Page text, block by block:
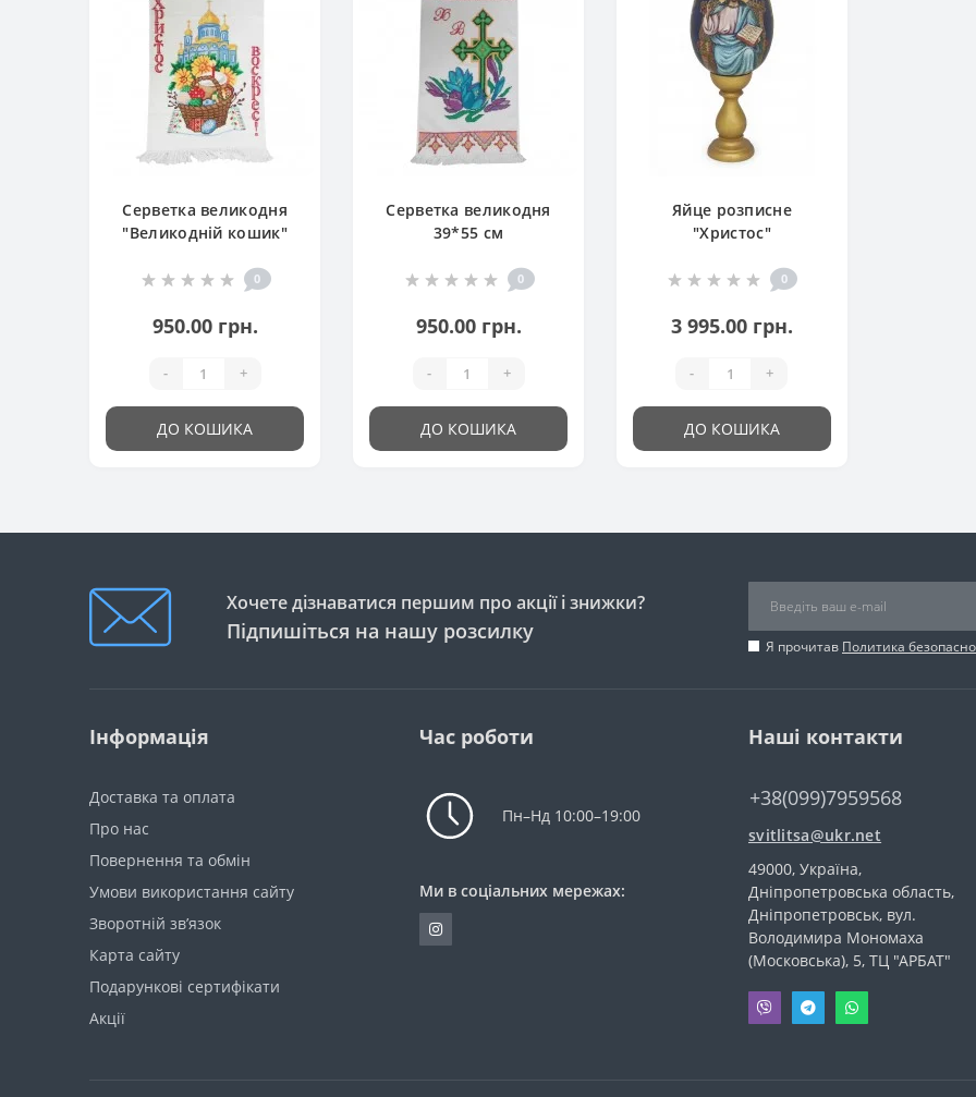
Серветка великодня
"Великодній кошик"
0
950.00 грн.
- +
ДО КОШИКА
Серветка великодня
39*55 см
0
950.00 грн.
- +
ДО КОШИКА
Яйце розписне
"Христос"
0
3 995.00 грн.
- +
ДО КОШИКА
Хочете дізнаватися першим про акції і знижки?
Підпишіться на нашу розсилку
Я прочитав Политика
Інформація
Доставка та оплата
Про нас
Повернення та обмін
Умови використання сайту
Зворотній зв’язок
Карта сайту
Подарункові сертифікати
Акції
Час роботи
Пн–Нд 10:00–19:00
Ми в соціальних мережах:
Наші контакти
+38(099)7959568
svitlitsa@ukr.net
49000, Україна,
Дніпропетровська область,
Дніпропетровськ, вул.
Володимира Мономаха
(Московська), 5, ТЦ "АРБАТ"